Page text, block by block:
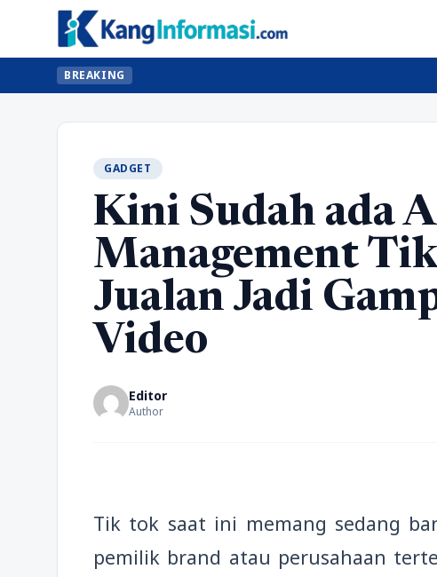
BREAKING
GADGET
Kini Sudah ada
Management
Jualan Jadi
Video
Editor
Author
Tik tok saat ini memang sedang
pemilik brand atau perusahaan